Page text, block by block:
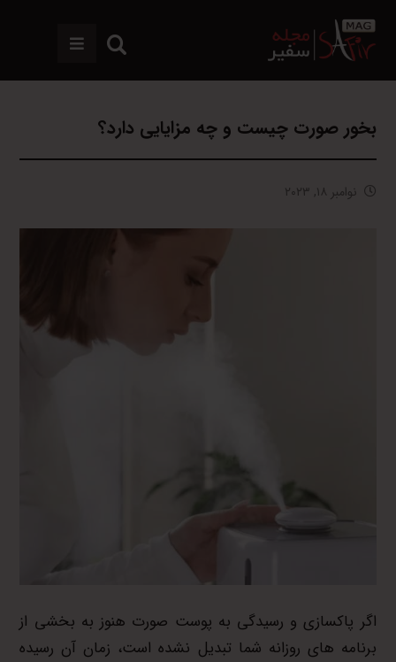
بخور صورت چیست و چه مزایایی دارد؟
نوامبر ۱۸, ۲۰۲۳
اگر پاکسازی و رسیدگی به پوست صورت هنوز به بخشی از
برنامه های روزانه شما تبدیل نشده است، زمان آن رسیده